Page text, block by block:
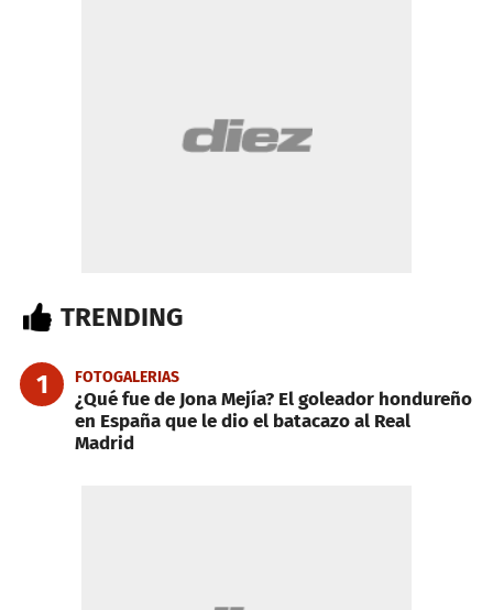
TRENDING
1 FOTOGALERIAS
¿Qué fue de Jona Mejía? El goleador hondureño
en España que le dio el batacazo al Real
Madrid